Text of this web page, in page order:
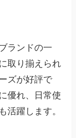
ランドの一
取り揃えられ
ズが好評で
優れ、日常使
躍します。